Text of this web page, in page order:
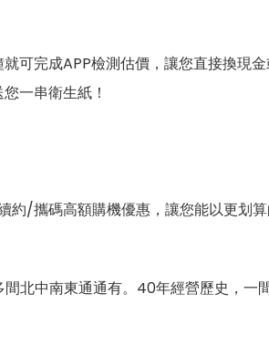
可完成APP檢測估價，讓您直接換現
一串衛生紙！
/攜碼高額購機優惠，讓您能以更划算
北中南東通通有。40年經營歷史，一